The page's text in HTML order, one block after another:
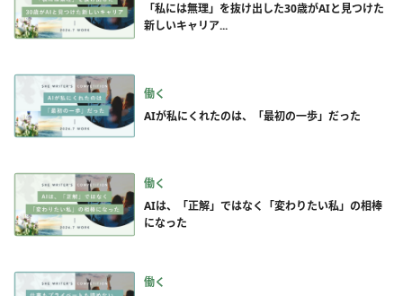
「私には無理」を抜け出した30歳がAIと見つけた
新しいキャリア...
働く
AIが私にくれたのは、「最初の一歩」だった
働く
AIは、「正解」ではなく「変わりたい私」の相棒
になった
働く